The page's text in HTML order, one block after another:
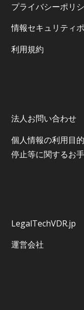
プライバシーポリ
情報セキュリティ
利⽤規約
法人お問い合わせ
個⼈情報の利⽤⽬
停⽌等に関するお
LegalTechVDR.jp
運営会社